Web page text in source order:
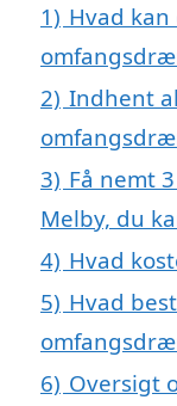
1) Hvad
2) Indhent
3) Få nemt
Melby, du
4) Hvad
5) Hvad
6) Oversigt